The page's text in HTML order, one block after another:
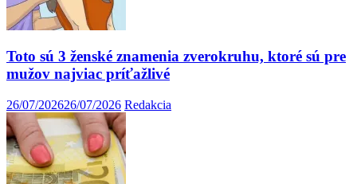
Toto sú 3 ženské znamenia zverokruhu, ktoré sú pre
mužov najviac príťažlivé
26/07/202626/07/2026 Redakcia